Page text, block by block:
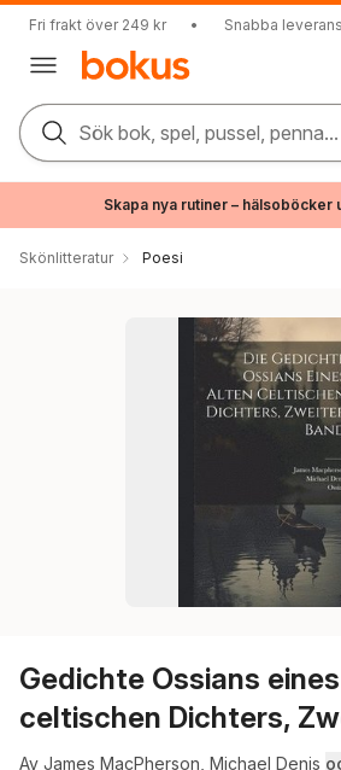
Fri frakt över 249 kr • Snabba
Sök bok, spel, pussel, penna...
Skapa nya rutiner – hälsoböcker
Skönlitteratur Poesi
Gedichte Ossians
celtischen Dichters,
Av James MacPherson Michael Denis